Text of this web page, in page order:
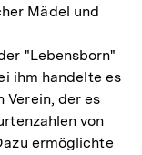
Mädel und
"Lebensborn"
ihm handelte es
Verein, der es
von
ermöglichte